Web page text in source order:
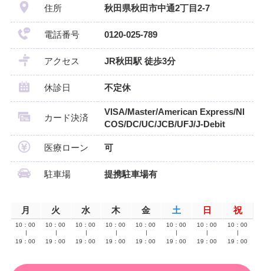
住所 秋田県秋田市中通2丁目2-7
電話番号 0120-025-789
アクセス JR秋田駅 徒歩3分
休診日 不定休
カード決済
VISA/Master/American Express/NI
COS/DC/UC/JCB/UFJ/J-Debit
医療ローン 可
駐車場 提携駐車場有
月 火 水 木 金 土 日 祝
10：00
19：00
10：00
19：00
10：00
19：00
10：00
19：00
10：00
19：00
10：00
19：00
10：00
19：00
10：00
19：00